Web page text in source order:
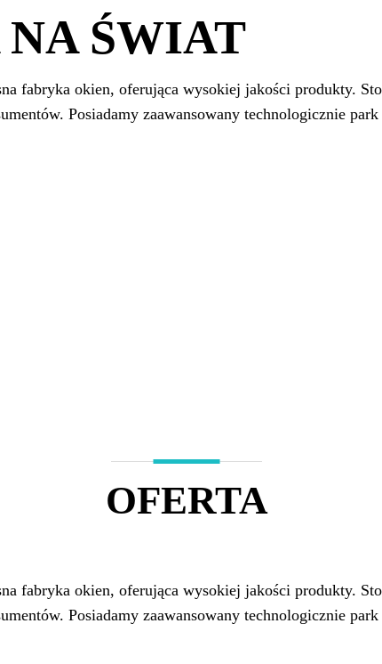
ŚWIAT
fabryka okien, oferująca wysokiej jakości produkty.
Posiadamy zaawansowany technologicznie
OFERTA
fabryka okien, oferująca wysokiej jakości produkty.
Posiadamy zaawansowany technologicznie